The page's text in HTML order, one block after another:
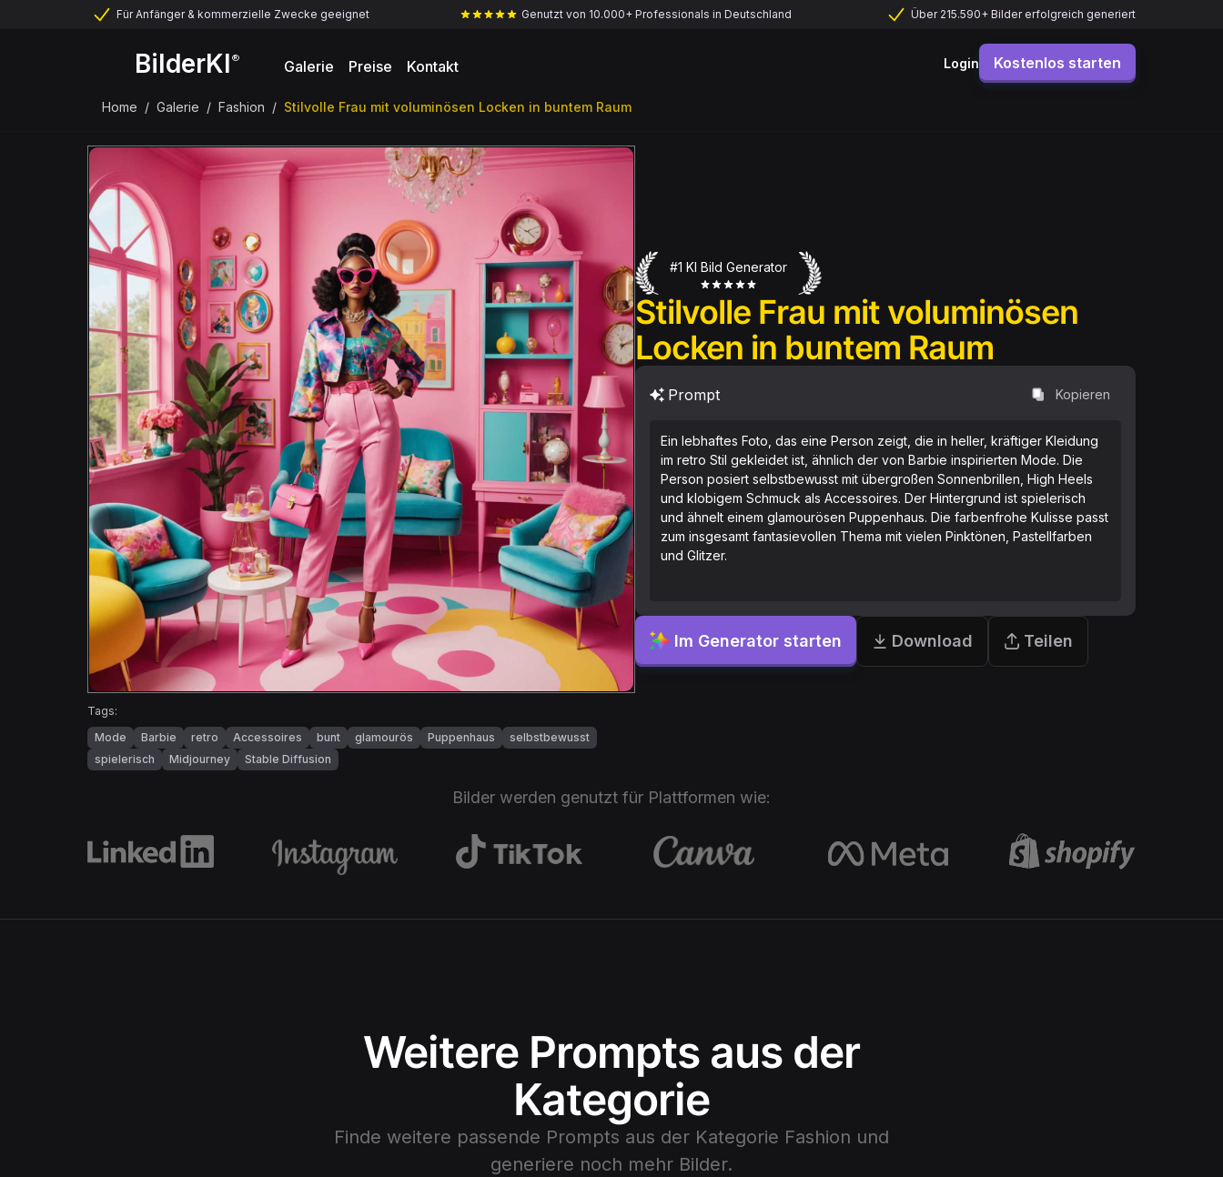
Für Anfänger & kommerzielle Zwecke geeignet Genutzt von 10.000+ Professionals in Deutschland Über 215.590+ Bilder erfolgreich generiert
BilderKI® Galerie Preise Kontakt Login Kostenlos starten
Home / Galerie / Fashion / Stilvolle Frau mit voluminösen Locken in buntem Raum
Tags:
Mode
Barbie retro Accessoires bunt glamourös Puppenhaus
selbstbewusst
spielerisch
Midjourney Stable Diffusion
#1 KI Bild Generator
Stilvolle Frau mit voluminösen
Locken in buntem Raum
Prompt Kopieren
Ein lebhaftes Foto, das eine Person zeigt, die in heller, kräftiger Kleidung
im retro Stil gekleidet ist, ähnlich der von Barbie inspirierten Mode. Die
Person posiert selbstbewusst mit übergroßen Sonnenbrillen, High Heels
und klobigem Schmuck als Accessoires. Der Hintergrund ist spielerisch
und ähnelt einem glamourösen Puppenhaus. Die farbenfrohe Kulisse passt
zum insgesamt fantasievollen Thema mit vielen Pinktönen, Pastellfarben
und Glitzer.
Im Generator starten Download Teilen
Bilder werden genutzt für Plattformen wie:
Weitere Prompts aus der
Kategorie
Finde weitere passende Prompts aus der Kategorie Fashion und
generiere noch mehr Bilder.